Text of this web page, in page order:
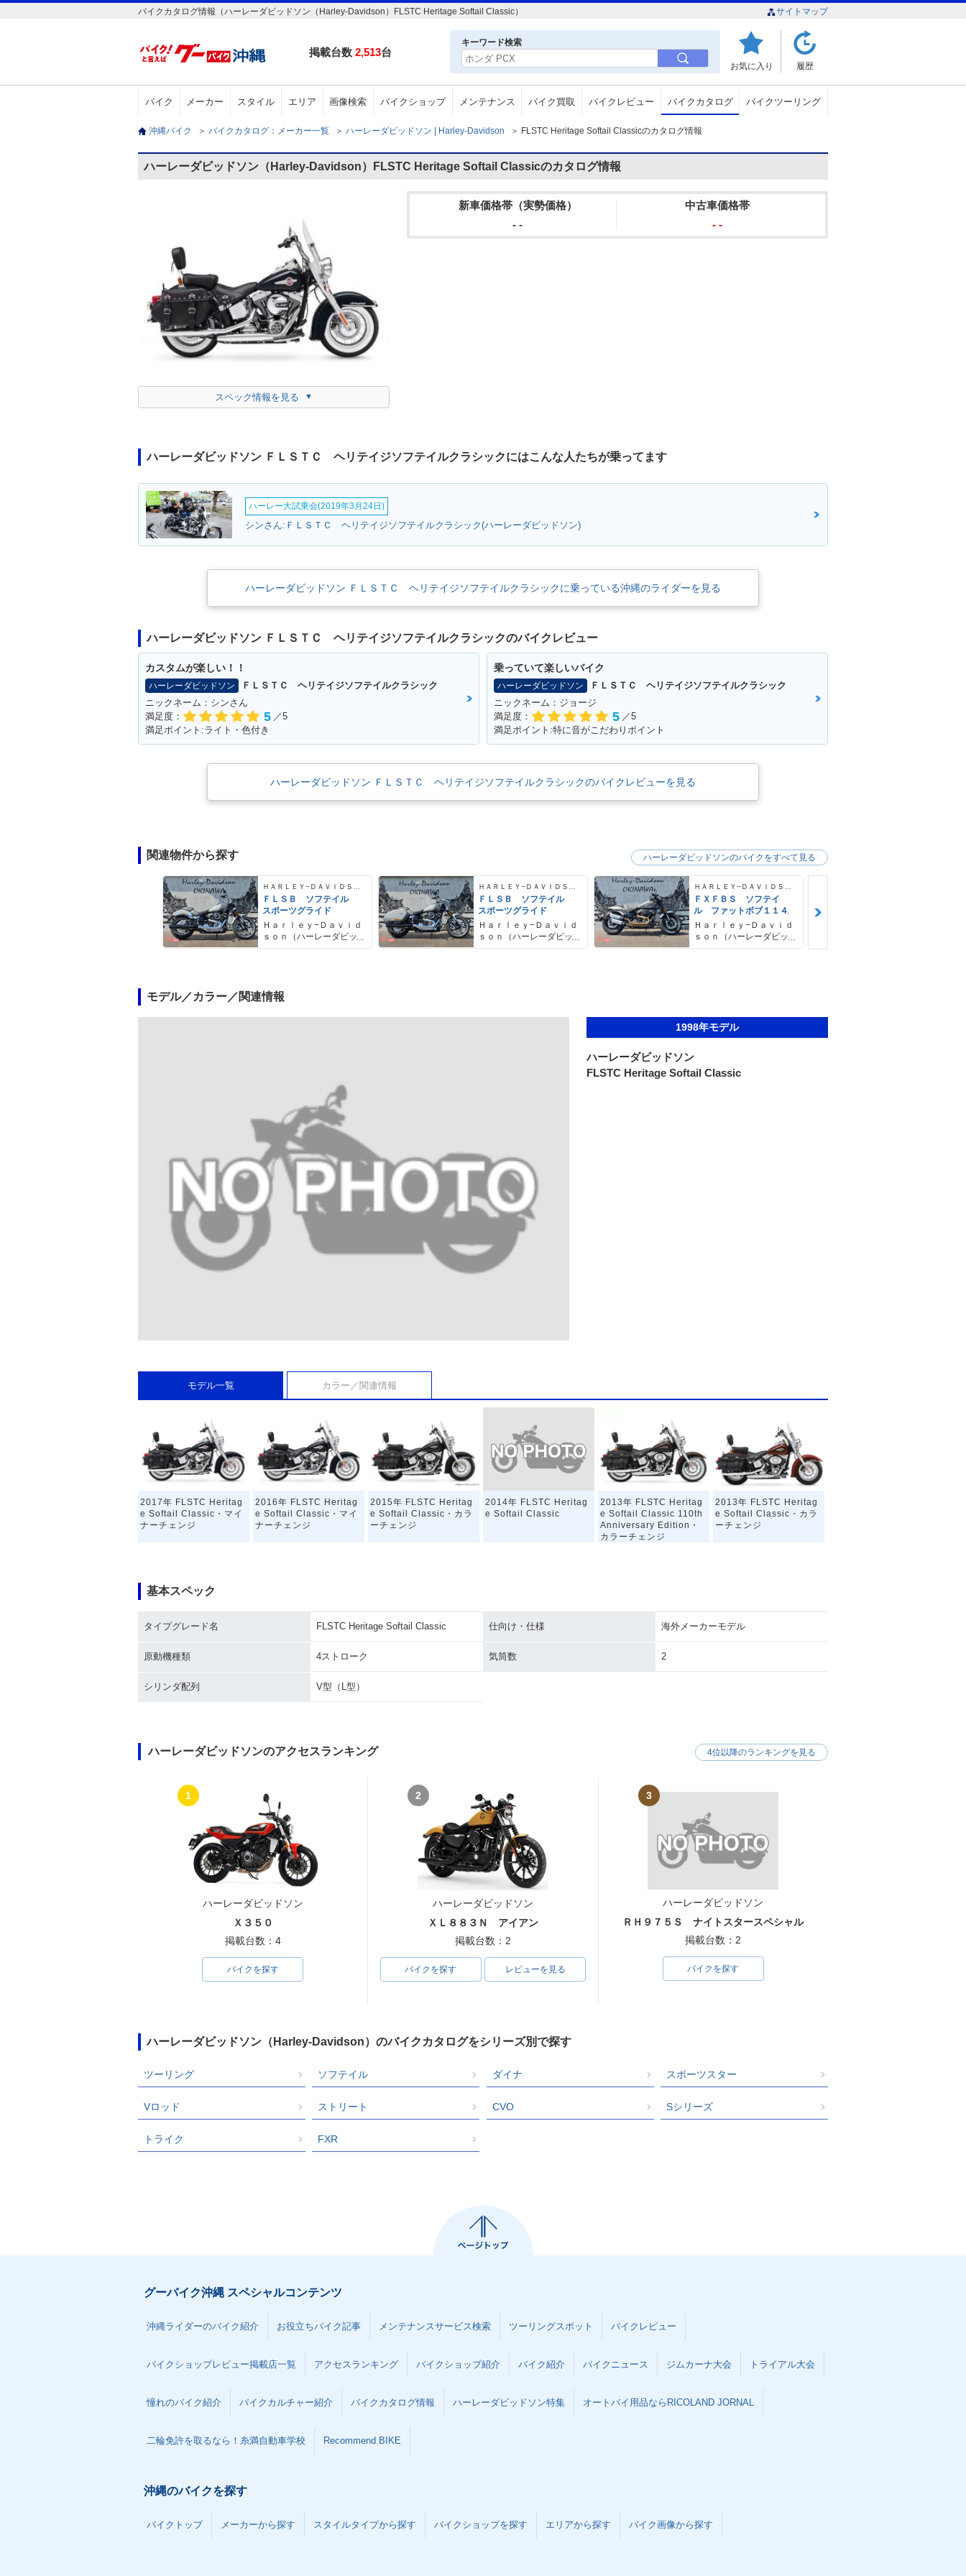
バイクカタログ情報（ハーレーダビッドソン（Harley-Davidson）FLSTC Heritage Softail Classic） サイトマップ
掲載台数 2,513台
キーワード検索
お気に入り 履歴
バイク メーカー スタイル エリア 画像検索 バイクショップ メンテナンス バイク買取 バイクレビュー バイクカタログ バイクツーリング
沖縄バイク ＞ バイクカタログ：メーカー一覧 ＞ ハーレーダビッドソン | Harley-Davidson ＞ FLSTC Heritage Softail Classicのカタログ情報
ハーレーダビッドソン（Harley-Davidson）FLSTC Heritage Softail Classicのカタログ情報
スペック情報を見る
新車価格帯（実勢価格）
- -
中古車価格帯
- -
ハーレーダビッドソン ＦＬＳＴＣ ヘリテイジソフテイルクラシックにはこんな人たちが乗ってます
ハーレー大試乗会(2019年3月24日)
シンさん:ＦＬＳＴＣ ヘリテイジソフテイルクラシック(ハーレーダビッドソン)
ハーレーダビッドソン ＦＬＳＴＣ ヘリテイジソフテイルクラシックに乗っている沖縄のライダーを見る
ハーレーダビッドソン ＦＬＳＴＣ ヘリテイジソフテイルクラシックのバイクレビュー
カスタムが楽しい！！
ハーレーダビッドソン
ＦＬＳＴＣ ヘリテイジソフテイルクラシック
ニックネーム：シンさん
満足度：
5 ／5
満足ポイント:ライト・色付き
乗っていて楽しいバイク
ハーレーダビッドソン
ＦＬＳＴＣ ヘリテイジソフテイルクラシック
ニックネーム：ジョージ
満足度：
5 ／5
満足ポイント:特に音がこだわりポイント
ハーレーダビッドソン ＦＬＳＴＣ ヘリテイジソフテイルクラシックのバイクレビューを見る
関連物件から探す
ＦＬＳＢ ソフテイル
スポーツグライド
Ｈａｒｌｅｙ−Ｄａｖｉｄ
ｓｏｎ（ハーレーダビッ
ＦＬＳＢ ソフテイル
スポーツグライド
Ｈａｒｌｅｙ−Ｄａｖｉｄ
ｓｏｎ（ハーレーダビッ
ＦＸＦＢＳ ソフテイ
ル ファットボブ１１４
Ｈａｒｌｅｙ−Ｄａｖｉｄ
ｓｏｎ（ハーレーダビッ
ハーレーダビッドソンのバイクをすべて見る
モデル／カラー／関連情報
1998年モデル
ハーレーダビッドソン
FLSTC Heritage Softail Classic
モデル一覧 カラー／関連情報
2017年 FLSTC Heritag
e Softail Classic・マイ
ナーチェンジ
2016年 FLSTC Heritag
e Softail Classic・マイ
ナーチェンジ
2015年 FLSTC Heritag
e Softail Classic・カラ
ーチェンジ
2014年 FLSTC Heritag
e Softail Classic
2013年 FLSTC Heritag
e Softail Classic 110th
Anniversary Edition・
カラーチェンジ
2013年 FLSTC Heritag
e Softail Classic・カラ
ーチェンジ
2012年 FLSTC Heritag
2011年 FLSTC Heritag
2009年 FLSTC Heritag
2008年 FLSTC Heritag
2006年 FLSTCI Heritag
e Softail Classic
2006年 FLSTC Heritag
e Softail Classic
2005年 FLSTCI Heritag
e Softail Classic
2005年 FLSTC Heritag
e Softail Classic
2004年 FLSTCI Heritag
e Softail Classic
2003年 FLSTCI Heritag
2003年 FLSTC Heritag
e Softail Classic
2002年 FLSTCI Heritag
2002年 FLSTC Heritag
e Softail Classic
2001年 FLSTCI Heritag
2001年 FLSTC Heritag
e Softail Classic
e Softail Classic
基本スペック
タイプグレード名 FLSTC Heritage Softail Classic 仕向け・仕様 海外メーカーモデル
原動機種類 4ストローク 気筒数 2
シリンダ配列 V型（L型）
ハーレーダビッドソンのアクセスランキング
1
ハーレーダビッドソン
Ｘ３５０
掲載台数：4
バイクを探す
2
ハーレーダビッドソン
ＸＬ８８３Ｎ アイアン
掲載台数：2
バイクを探す レビューを見る
3
ハーレーダビッドソン
ＲＨ９７５Ｓ ナイトスタースペシャル
掲載台数：2
バイクを探す
4位以降のランキングを見る
ハーレーダビッドソン（Harley-Davidson）のバイクカタログをシリーズ別で探す
ツーリング ソフテイル ダイナ スポーツスター
Vロッド ストリート CVO Sシリーズ
トライク FXR
グーバイク沖縄 スペシャルコンテンツ
沖縄ライダーのバイク紹介 お役立ちバイク記事 メンテナンスサービス検索 ツーリングスポット バイクレビュー
バイクショップレビュー掲載店一覧 アクセスランキング バイクショップ紹介 バイク紹介 バイクニュース ジムカーナ大会 トライアル大会
憧れのバイク紹介 バイクカルチャー紹介 バイクカタログ情報 ハーレーダビッドソン特集 オートバイ用品ならRICOLAND JORNAL
二輪免許を取るなら！糸満自動車学校 Recommend BIKE
沖縄のバイクを探す
バイクトップ メーカーから探す スタイルタイプから探す バイクショップを探す エリアから探す バイク画像から探す